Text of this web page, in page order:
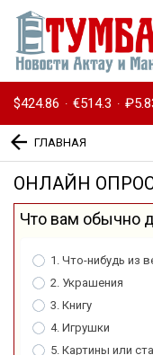
$424.86 · €514.3 ·
ГЛАВНАЯ
ОНЛАЙН
Что вам обычно
1. Что-нибудь из
2. Украшения
3. Книгу
4. Игрушки
5. Картины или